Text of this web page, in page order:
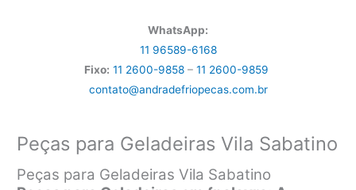
WhatsApp:
11 96589-6168
Fixo: 11 2600-9858 – 11 2600-9859
contato@andradefriopecas.com.br
Peças para Geladeiras Vila Sabatino
Peças para Geladeiras Vila Sabatino